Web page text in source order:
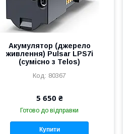
Акумулятор (джерело
живлення) Pulsar LPS7i
(сумісно з Telos)
80367
5 650 ₴
Готово до відправки
Купити